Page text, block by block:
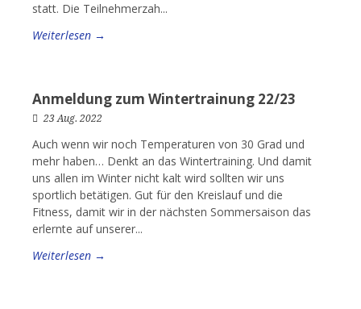
statt. Die Teilnehmerzah...
Weiterlesen →
Anmeldung zum Wintertrainung 22/23
23 Aug. 2022
Auch wenn wir noch Temperaturen von 30 Grad und
mehr haben… Denkt an das Wintertraining. Und damit
uns allen im Winter nicht kalt wird sollten wir uns
sportlich betätigen. Gut für den Kreislauf und die
Fitness, damit wir in der nächsten Sommersaison das
erlernte auf unserer...
Weiterlesen →